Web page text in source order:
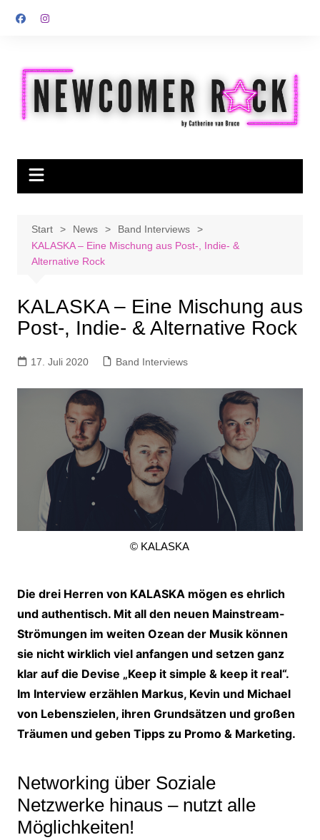
Inhalt
Start News
Band Interviews
KALASKA – Eine Mischung aus Post-, Indie- &
Alternative Rock
KALASKA – Eine Mischung aus
Post-, Indie- & Alternative Rock
17. Juli 2020 Band Interviews
© KALASKA
Die drei Herren von KALASKA mögen es ehrlich
und authentisch. Mit all den neuen Mainstream-
Strömungen im weiten Ozean der Musik können
sie nicht wirklich viel anfangen und setzen ganz
klar auf die Devise „Keep it simple & keep it real“.
Im Interview erzählen Markus, Kevin und Michael
von Lebenszielen, ihren Grundsätzen und großen
Träumen und geben Tipps zu Promo & Marketing.
Networking über Soziale
Netzwerke hinaus – nutzt alle
Möglichkeiten!